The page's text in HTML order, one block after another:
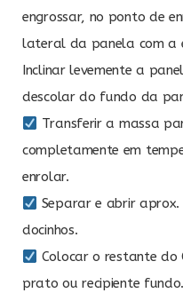
engrossar, no ponto de
lateral da panela com a
Inclinar levemente a
descolar do fundo da
Transferir a massa
completamente em
enrolar.
Separar e abrir
docinhos.
Colocar o restante do
prato ou recipiente fundo.